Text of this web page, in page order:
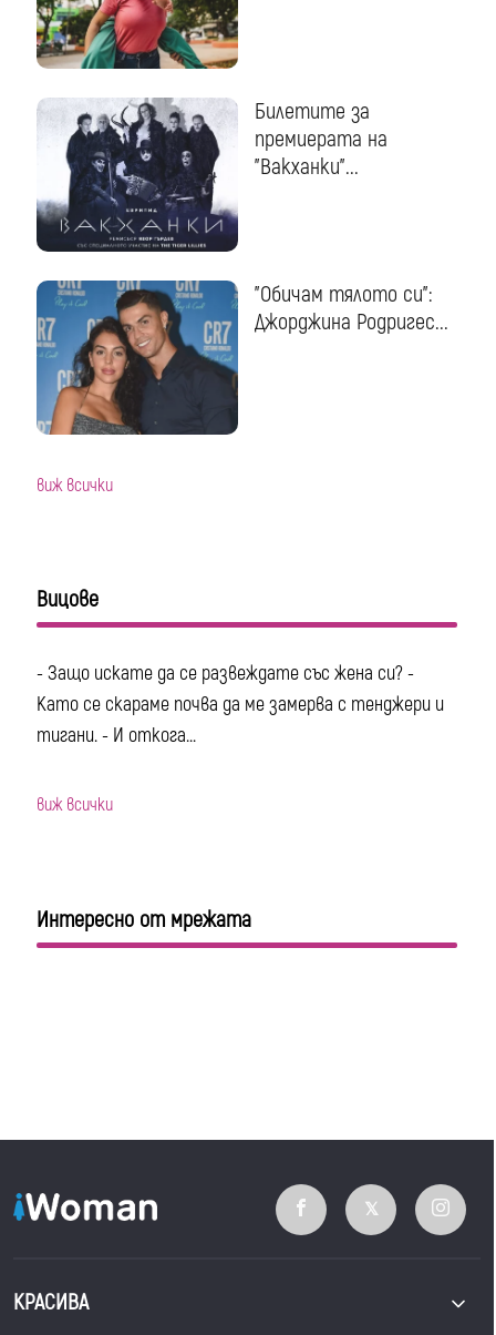
Билетите за
премиерата на
"Вакханки"...
"Обичам тялото си":
Джорджина Родригес...
виж всички
Вицове
- Защо искате да се развеждате със жена си? -
Като се скараме почва да ме замерва с тенджери и
тигани. - И откога...
виж всички
Интересно от мрежата
КРАСИВА